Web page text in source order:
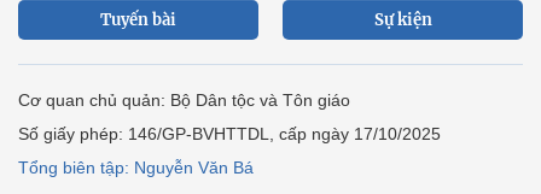
Tuyến bài Sự kiện
Cơ quan chủ quản: Bộ Dân tộc và Tôn giáo
Số giấy phép: 146/GP-BVHTTDL, cấp ngày 17/10/2025
Tổng biên tập: Nguyễn Văn Bá